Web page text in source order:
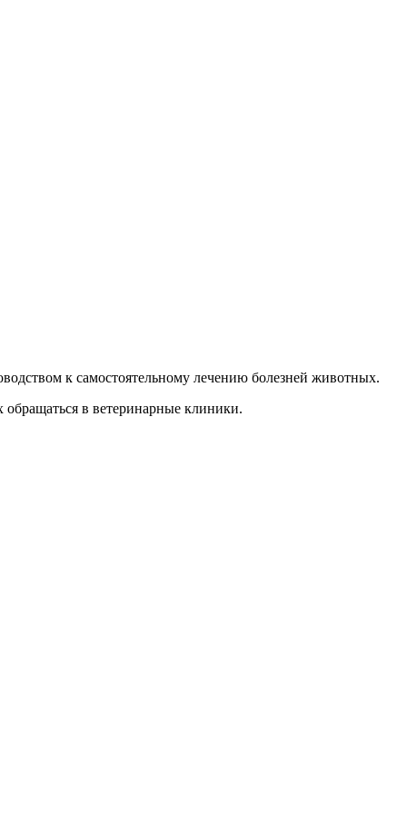
к самостоятельному лечению болезней животных.
в ветеринарные клиники.